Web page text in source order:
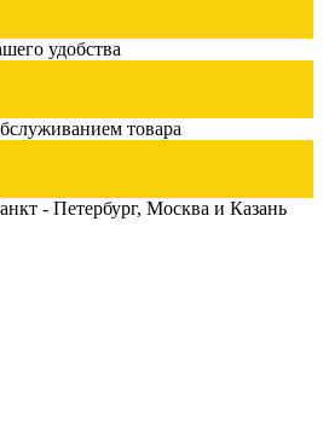
удобства
товара
- Петербург, Москва и Казань